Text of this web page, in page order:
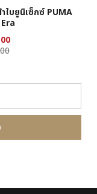
าใบยูนิเซ็กซ์ PUMA